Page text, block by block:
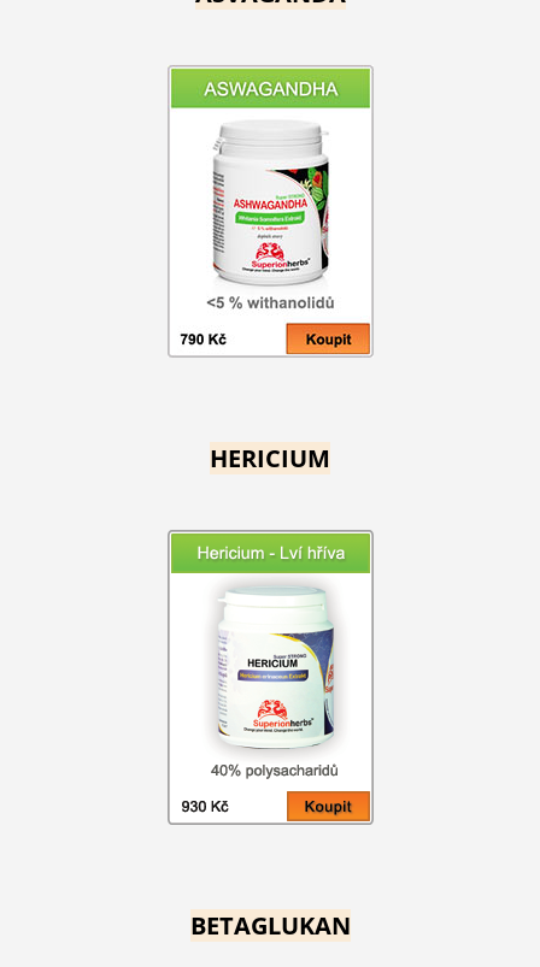
HERICIUM
BETAGLUKAN